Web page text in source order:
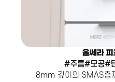
울쎄라 피
#주름#모공#
8mm 깊이의 SMAS층